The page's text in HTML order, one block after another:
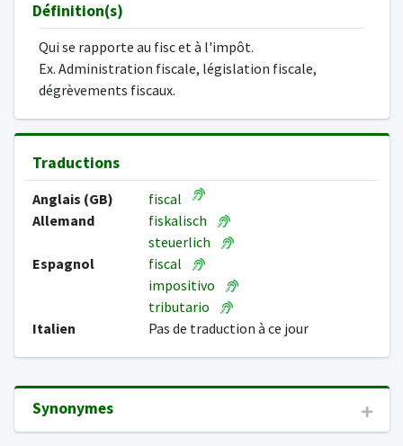
Définition(s)
Qui se rapporte au fisc et à l'impôt.
Ex. Administration fiscale, législation fiscale,
dégrèvements fiscaux.
Traductions
Anglais (GB)
fiscal
Allemand
fiskalisch
steuerlich
Espagnol
fiscal
impositivo
tributario
Italien
Pas de traduction à ce jour
Synonymes